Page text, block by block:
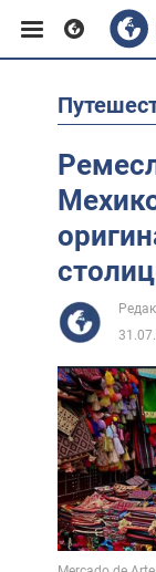
Европа
США
Азия
Африка
Жизнь
Лайфхаки